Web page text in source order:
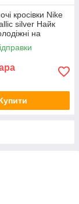
кросівки Nike
silver Найк
на
літо